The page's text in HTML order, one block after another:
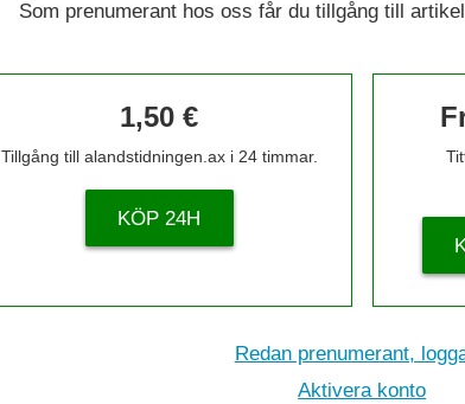
Som prenumerant hos oss får du tillgång till
1,50 €
Tillgång till alandstidningen.ax i 24 timmar.
KÖP 24H
Redan prenumerant,
Aktivera konto